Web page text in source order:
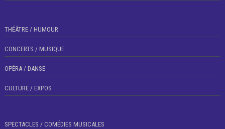
THÉÂTRE / HUMOUR
CONCERTS / MUSIQUE
OPÉRA / DANSE
CULTURE / EXPOS
SPECTACLES / COMÉDIES MUSICALES